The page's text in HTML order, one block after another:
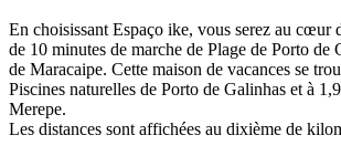
En choisissant Espaço ike, vous serez au cœur
de 10 minutes de marche de Plage de Porto de
de Maracaipe. Cette maison de vacances se
Piscines naturelles de Porto de Galinhas et à
Merepe.
Les distances sont affichées au dixième de